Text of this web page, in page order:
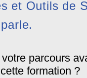
et Outils de
parcours
formation ?